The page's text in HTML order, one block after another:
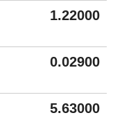
1.22000
0.02900
5.63000